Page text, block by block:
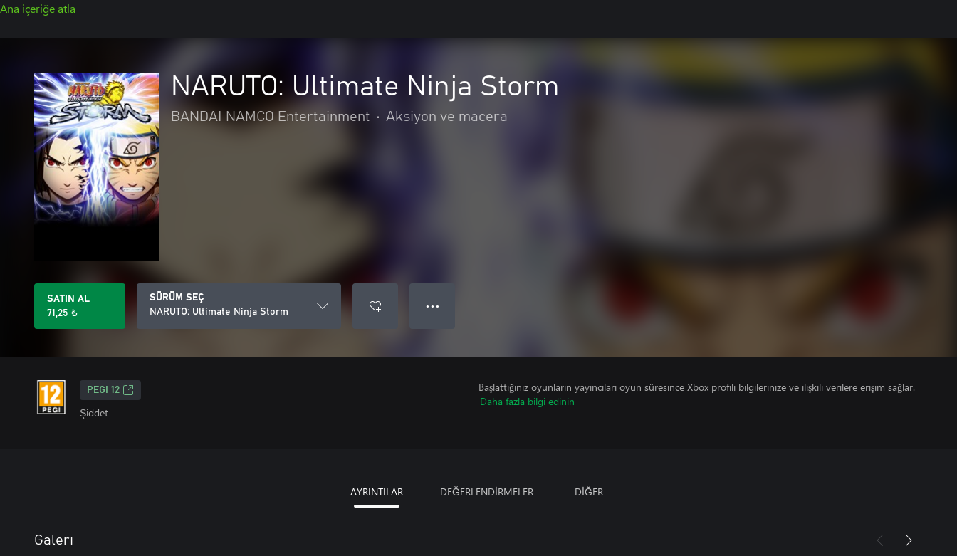
Ana içeriğe atla
NARUTO: Ultimate Ninja Storm
BANDAI NAMCO Entertainment • Aksiyon ve macera
SATIN AL
71,25 ₺
SÜRÜM SEÇ
NARUTO: Ultimate Ninja Storm
● ● ●
PEGI 12
Şiddet
Başlattığınız oyunların yayıncıları oyun süresince Xbox profili bilgilerinize ve ilişkili verilere erişim sağlar.
Daha fazla bilgi edinin
AYRINTILAR DEĞERLENDİRMELER DİĞER
Galeri